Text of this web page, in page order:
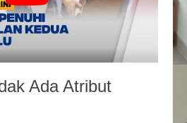
Ada Atribut